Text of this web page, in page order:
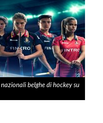
belghe di hockey su